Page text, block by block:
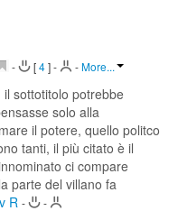
- [4]- -More...
sottotitolo potrebbe
solo alla
il potere, quello politco
tanti, il più citato è il
ci compare
parte del villano fa
R - -